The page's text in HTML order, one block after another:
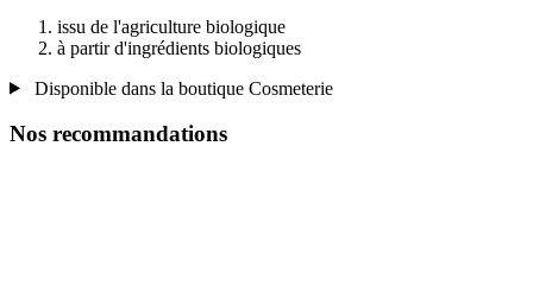
issu de l'agriculture biologique
à partir d'ingrédients biologiques
Disponible dans la boutique Cosmeterie
Nos recommandations